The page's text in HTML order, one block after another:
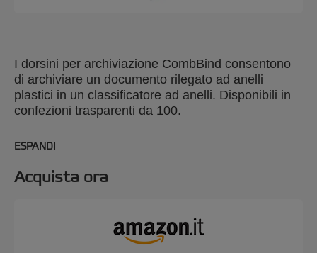
I dorsini per archiviazione CombBind consentono
di archiviare un documento rilegato ad anelli
plastici in un classificatore ad anelli. Disponibili in
confezioni trasparenti da 100.
ESPANDI
Acquista ora